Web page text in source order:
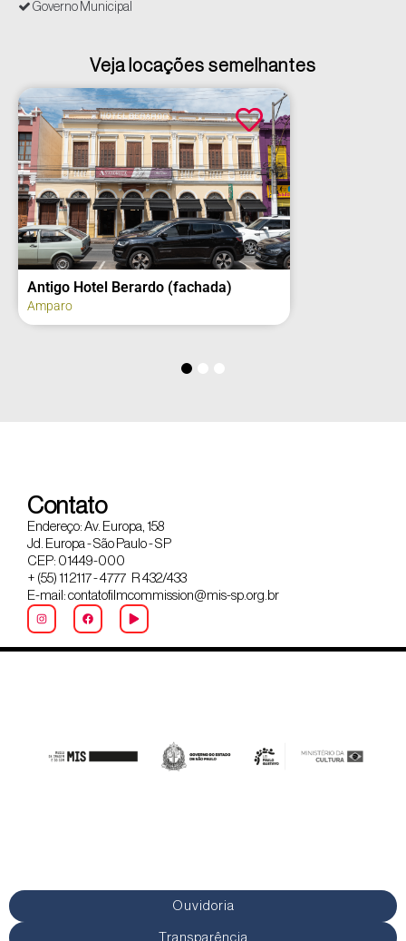
Governo Municipal
Veja locações semelhantes
Antigo Hotel Berardo (fachada)
Amparo
Contato
Endereço: Av. Europa, 158
Jd. Europa - São Paulo - SP
CEP: 01449-000
+ (55) 11 2117 - 4777 R 432/433
E-mail: contatofilmcommission@mis-sp.org.br
Ouvidoria
Transparência